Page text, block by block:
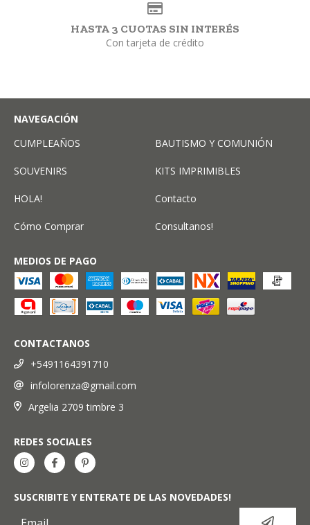
HASTA 3 CUOTAS SIN INTERÉS
Con tarjeta de crédito
NAVEGACIÓN
CUMPLEAÑOS
BAUTISMO Y COMUNIÓN
SOUVENIRS KITS IMPRIMIBLES
HOLA! Contacto
Cómo Comprar Consultanos!
MEDIOS DE PAGO
CONTACTANOS
+5491164391710
infolorenza@gmail.com
Argelia 2709 timbre 3
REDES SOCIALES
SUSCRIBITE Y ENTERATE DE LAS NOVEDADES!